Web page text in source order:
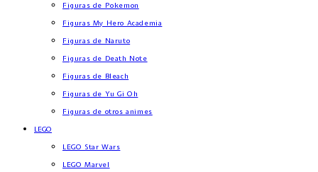
Figuras de Pokemon
Figuras My Hero Academia
Figuras de Naruto
Figuras de Death Note
Figuras de Bleach
Figuras de Yu Gi Oh
Figuras de otros animes
LEGO
LEGO Star Wars
LEGO Marvel